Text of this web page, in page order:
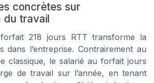
concrètes sur
du travail
218 jours RTT transforme la
dans l’entreprise. Contrairement au
classique, le salarié au forfait jours
de travail sur l’année, en tenant